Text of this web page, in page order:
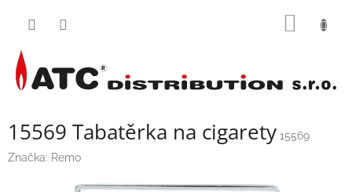
15569 Tabatěrka na cigarety 15569
Značka: Remo